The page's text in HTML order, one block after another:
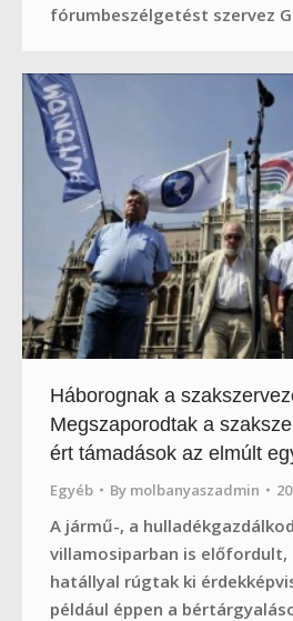
fórumbeszélgetést szervez
Háborognak a
Megszaporodtak a
ért támadások az elmúlt
Egyéb By molbanyaszadmin
A jármű-, a
villamosiparban is előfordult,
hatállyal rúgtak ki
például éppen a